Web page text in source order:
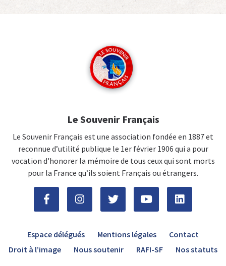
Le Souvenir Français
Le Souvenir Français est une association fondée en 1887 et
reconnue d’utilité publique le 1er février 1906 qui a pour
vocation d'honorer la mémoire de tous ceux qui sont morts
pour la France qu’ils soient Français ou étrangers.
Espace délégués Mentions légales
Contact
Droit à l’image
Nous soutenir RAFI-SF Nos statuts